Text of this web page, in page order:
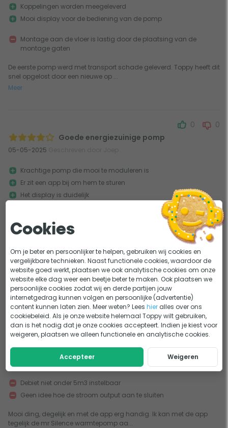
De eerste pomp werd met transport schade geleverd. Toppy heeft dit
snel opgelost door een nieuwe op ...
Meer
Koppelingen worden meegeleverd
Mooi display voor de bediening van de pomp
Montage aan de vloer is lastig door de plaatsing van de
montage gaten
Goede energiezuinige pomp
05-05-2025
0 0
De pomp is goed en draait erg rustig. De installatiehandleiding kan
beter en de productkennis bij To...
Meer
Krachtige pomp die mooi te moduleren is
Er zit een app bij om hem te sturen
Het display is duidelijk
Het aansluiten op de oxilife was in eerste instantie een uitdaging
Modbus sturing is mogelijk maar de handleiding is onduidelijk
Prima apparaat
11-06-2024Geschreven door Hans
0
Mooi ding, degelijk en met de app erg handig. Ik kan met de app
tegelijk de mr Silence warmtepomp aa...
Stil
App met slimme functies
Debiet niet onder 5m3 instelbaar
Geen idee hoe de stroom output aan te sluiten
Cookies
Om je beter en persoonlijker te helpen, gebruiken wij cookies en
vergelijkbare technieken. Naast functionele cookies, waardoor de
website goed werkt, plaatsen we ook analytische cookies om onze
website elke dag weer een beetje beter te maken. Ook plaatsen we
persoonlijke cookies zodat wij en derde partijen jouw
internetgedrag kunnen volgen en persoonlijke (advertentie)
content kunnen laten zien. Meer weten? Leeshier alles over ons
cookiebeleid. Als je onze website helemaal Toppy wilt gebruiken,
dan is het nodig dat je onze cookies accepteert. Indien je kiest voor
weigeren, plaatsen we alleen functionele en analytische cookies.
Accepteer Weigeren